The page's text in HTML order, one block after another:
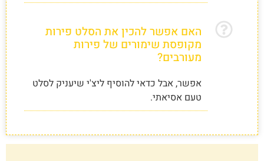
האם אפשר להכין את הסלט פירות
מקופסת שימורים של פירות
מעורבים?
אפשר, אבל כדאי להוסיף ליצ'י שיעניק לסלט
טעם אסיאתי.